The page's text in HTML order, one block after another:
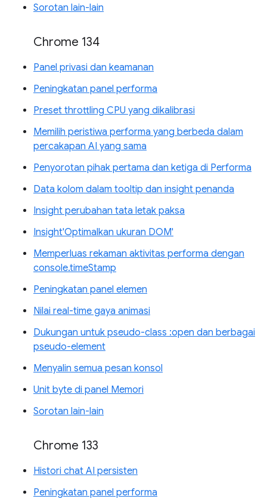
Sorotan lain-lain
Chrome 134
Panel privasi dan keamanan
Peningkatan panel performa
Preset throttling CPU yang dikalibrasi
Memilih peristiwa performa yang berbeda dalam
percakapan AI yang sama
Penyorotan pihak pertama dan ketiga di Performa
Data kolom dalam tooltip dan insight penanda
Insight perubahan tata letak paksa
Insight'Optimalkan ukuran DOM'
Memperluas rekaman aktivitas performa dengan
console.timeStamp
Peningkatan panel elemen
Nilai real-time gaya animasi
Dukungan untuk pseudo-class :open dan berbagai
pseudo-element
Menyalin semua pesan konsol
Unit byte di panel Memori
Sorotan lain-lain
Chrome 133
Histori chat AI persisten
Peningkatan panel performa